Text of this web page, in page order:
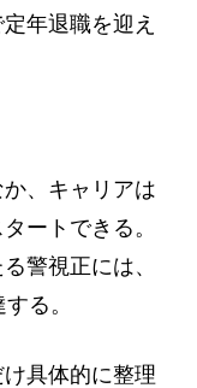
年退職を迎え
、キャリアは
ートできる。
警視正には、
る。
具体的に整理